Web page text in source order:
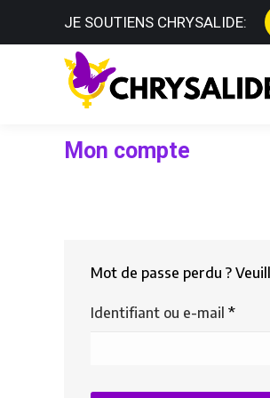
JE SOUTIENS CHRYSALIDE:
Mon compte
Mot de passe perdu ?
Identifiant ou e-mail *